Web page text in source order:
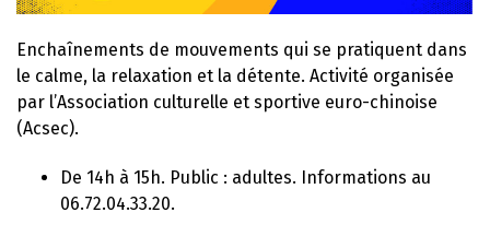
Enchaînements de mouvements qui se pratiquent dans
le calme, la relaxation et la détente. Activité organisée
par l’Association culturelle et sportive euro-chinoise
(Acsec).
De 14h à 15h. Public : adultes. Informations au
06.72.04.33.20.